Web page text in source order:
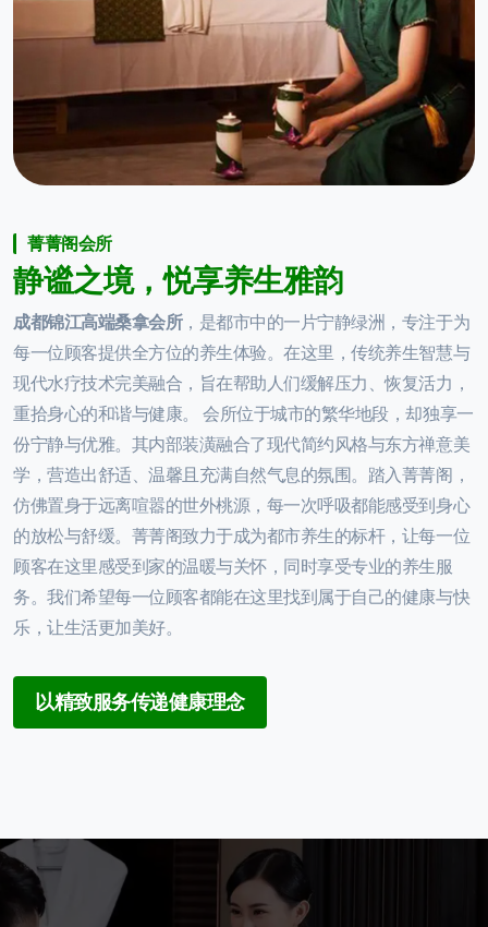
菁菁阁会所
静谧之境，悦享养生雅韵
成都锦江高端桑拿会所，是都市中的一片宁静绿洲，专注于为
每一位顾客提供全方位的养生体验。在这里，传统养生智慧与
现代水疗技术完美融合，旨在帮助人们缓解压力、恢复活力，
重拾身心的和谐与健康。 会所位于城市的繁华地段，却独享一
份宁静与优雅。其内部装潢融合了现代简约风格与东方禅意美
学，营造出舒适、温馨且充满自然气息的氛围。踏入菁菁阁，
仿佛置身于远离喧嚣的世外桃源，每一次呼吸都能感受到身心
的放松与舒缓。菁菁阁致力于成为都市养生的标杆，让每一位
顾客在这里感受到家的温暖与关怀，同时享受专业的养生服
务。我们希望每一位顾客都能在这里找到属于自己的健康与快
乐，让生活更加美好。
以精致服务传递健康理念